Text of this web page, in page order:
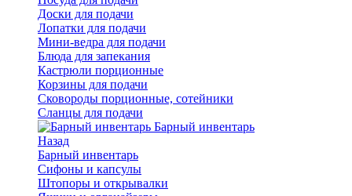
Доски для подачи
Лопатки для подачи
Мини-ведра для подачи
Блюда для запекания
Кастрюли порционные
Корзины для подачи
Сковороды порционные, сотейники
Сланцы для подачи
Барный инвентарь
Назад
Барный инвентарь
Сифоны и капсулы
Штопоры и открывалки